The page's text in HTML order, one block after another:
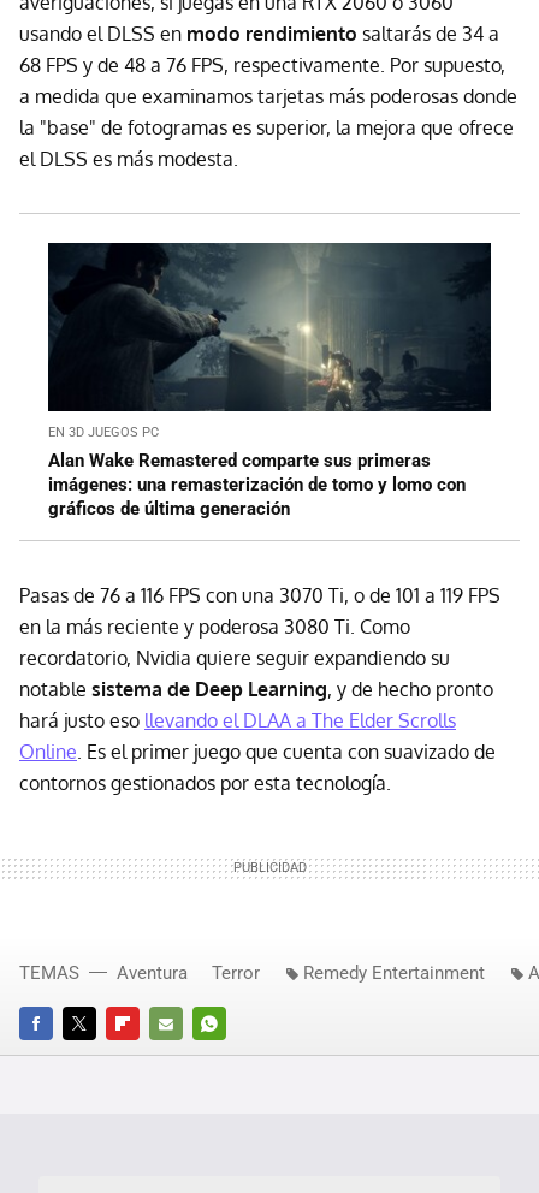
usando el DLSS en modo rendimiento saltarás de 34 a
68 FPS y de 48 a 76 FPS, respectivamente. Por supuesto,
a medida que examinamos tarjetas más poderosas donde
la "base" de fotogramas es superior, la mejora que ofrece
el DLSS es más modesta.
EN 3D JUEGOS PC
Alan Wake Remastered comparte sus primeras
imágenes: una remasterización de tomo y lomo con
gráficos de última generación
Pasas de 76 a 116 FPS con una 3070 Ti, o de 101 a 119 FPS
en la más reciente y poderosa 3080 Ti. Como
recordatorio, Nvidia quiere seguir expandiendo su
notable sistema de Deep Learning, y de hecho pronto
hará justo eso llevando el DLAA a The Elder Scrolls
Online . Es el primer juego que cuenta con suavizado de
contornos gestionados por esta tecnología.
FACEBOOKTWITTERFLIPBOARD
E-
WHATSAPP
TEMAS Aventura Terror Remedy Entertainment